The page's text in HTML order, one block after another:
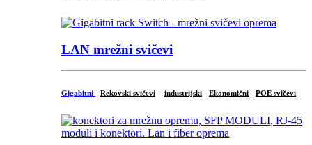
LAN mrežni svičevi
Gigabitni - Rekovski svičevi - industrijski - Ekonomični - POE svičevi